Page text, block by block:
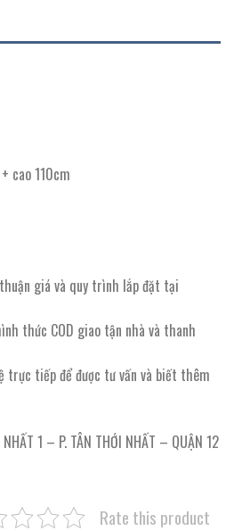
cao 110cm
giá và quy trình lắp đặt tại
thức COD giao tận nhà và thanh
trực tiếp để được tư vấn và biết thêm
1 – P. TÂN THỚI NHẤT – QUẬN 12
Rate this product